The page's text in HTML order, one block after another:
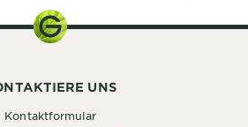
UNS
Kontaktformular